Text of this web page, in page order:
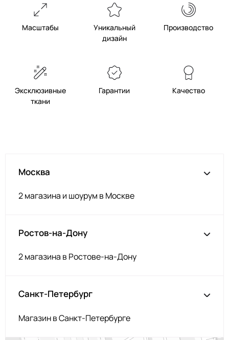
Масштабы
Уникальный
дизайн
Производство
Эксклюзивные
ткани
Гарантии Качество
Москва
2 магазина и шоурум в Москве
Ростов-на-Дону
2 магазина в Ростове-на-Дону
Санкт-Петербург
Магазин в Санкт-Петербурге